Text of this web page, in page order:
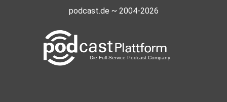
podcast.de ~ 2004-2026